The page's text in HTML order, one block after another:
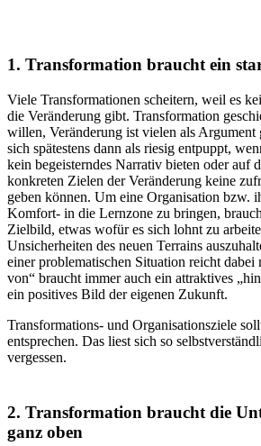
1. Transformation braucht ein
Viele Transformationen scheitern, weil es
die Veränderung gibt. Transformation
willen, Veränderung ist vielen als Argument
sich spätestens dann als riesig entpuppt,
kein begeisterndes Narrativ bieten oder auf
konkreten Zielen der Veränderung keine
geben können. Um eine Organisation bzw.
Komfort- in die Lernzone zu bringen,
Zielbild, etwas wofür es sich lohnt zu
Unsicherheiten des neuen Terrains
einer problematischen Situation reicht dabei
von“ braucht immer auch ein attraktives
ein positives Bild der eigenen Zukunft.
Transformations- und Organisationsziele
entsprechen. Das liest sich so
vergessen.
2. Transformation braucht die
ganz oben